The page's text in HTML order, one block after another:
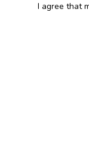
I agree that